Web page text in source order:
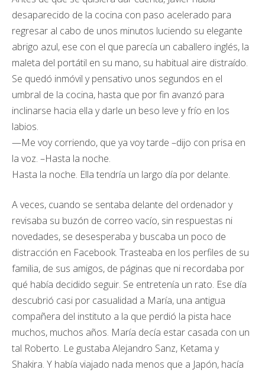
desaparecido de la cocina con paso acelerado para
regresar al cabo de unos minutos luciendo su elegante
abrigo azul, ese con el que parecía un caballero inglés, la
maleta del portátil en su mano, su habitual aire distraído.
Se quedó inmóvil y pensativo unos segundos en el
umbral de la cocina, hasta que por fin avanzó para
inclinarse hacia ella y darle un beso leve y frío en los
labios.
—Me voy corriendo, que ya voy tarde –dijo con prisa en
la voz. –Hasta la noche.
Hasta la noche. Ella tendría un largo día por delante.
A veces, cuando se sentaba delante del ordenador y
revisaba su buzón de correo vacío, sin respuestas ni
novedades, se desesperaba y buscaba un poco de
distracción en Facebook. Trasteaba en los perfiles de su
familia, de sus amigos, de páginas que ni recordaba por
qué había decidido seguir. Se entretenía un rato. Ese día
descubrió casi por casualidad a María, una antigua
compañera del instituto a la que perdió la pista hace
muchos, muchos años. María decía estar casada con un
tal Roberto. Le gustaba Alejandro Sanz, Ketama y
Shakira. Y había viajado nada menos que a Japón, hacía